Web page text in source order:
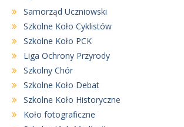
Samorząd Uczniowski
Szkolne Koło Cyklistów
Szkolne Koło PCK
Liga Ochrony Przyrody
Szkolny Chór
Szkolne Koło Debat
Szkolne Koło Historyczne
Koło fotograficzne